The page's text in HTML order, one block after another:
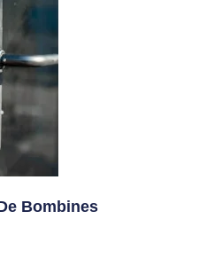
Bombines